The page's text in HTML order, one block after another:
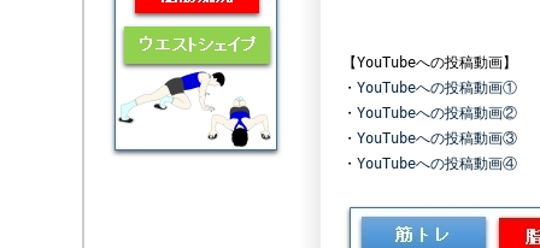
【YouTubeへの投稿動画
・ YouTubeへの投稿動画①
・ YouTubeへの投稿動画②
・ YouTubeへの投稿動画③
・ YouTubeへの投稿動画④